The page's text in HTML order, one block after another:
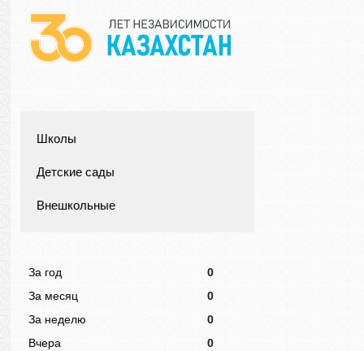
Школы
Детские сады
Внешкольные
За год
0
За месяц
0
За неделю
0
Вчера
0